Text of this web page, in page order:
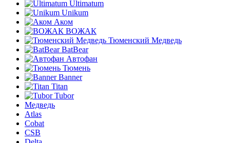
Ultimatum
Unikum
Аком
ВОЖАК
Тюменский Медведь
BatBear
Автофан
Тюмень
Banner
Titan
Tubor
Медведь
Atlas
Cobat
CSB